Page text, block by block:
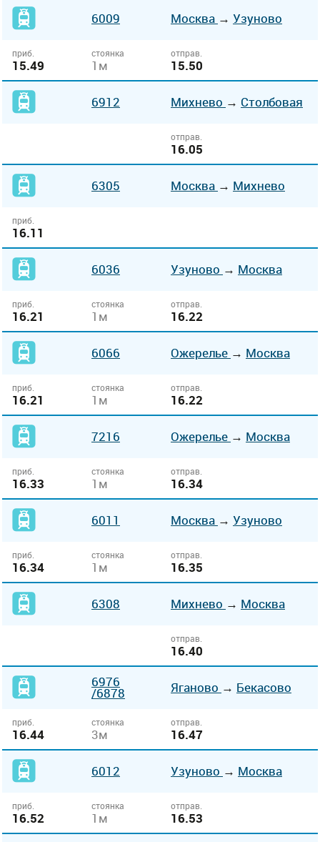
6009 Москва → Узуново
приб.
15.49
стоянка
1м
отправ.
15.50
6912 Михнево → Столбовая
отправ.
16.05
6305 Москва → Михнево
приб.
16.11
6036 Узуново → Москва
приб.
16.21
стоянка
1м
отправ.
16.22
6066 Ожерелье → Москва
приб.
16.21
стоянка
1м
отправ.
16.22
7216 Ожерелье → Москва
приб.
16.33
стоянка
1м
отправ.
16.34
6011 Москва → Узуново
приб.
16.34
стоянка
1м
отправ.
16.35
6308 Михнево → Москва
отправ.
16.40
6976
/6878 Яганово → Бекасово
приб.
16.44
стоянка
3м
отправ.
16.47
6012 Узуново → Москва
приб.
16.52
стоянка
1м
отправ.
16.53